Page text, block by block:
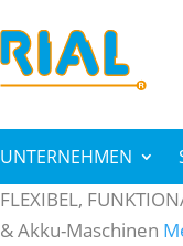
UNTERNEHMEN
FLEXIBEL,
& Akku-Maschinen